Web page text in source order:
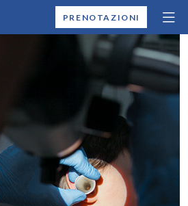
PRENOTAZIONI